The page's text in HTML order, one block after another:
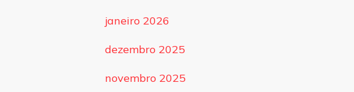
janeiro 2026
dezembro 2025
novembro 2025